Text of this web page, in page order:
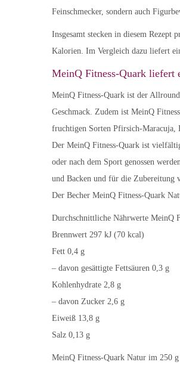
Feinschmecker, sondern auch
Insgesamt stecken in diesem
Kalorien. Im Vergleich dazu liefert
MeinQ Fitness-Quark liefert
MeinQ Fitness-Quark ist der
Geschmack. Zudem ist MeinQ
fruchtigen Sorten Pfirsich-Maracuja,
Der MeinQ Fitness-Quark ist
oder nach dem Sport genossen
und Backen und für die Zubereitung
Der Becher MeinQ Fitness-Quark
Durchschnittliche Nährwerte MeinQ
Brennwert 297 kJ (70 kcal)
Fett 0,4 g
– davon gesättigte Fettsäuren 0,3 g
Kohlenhydrate 2,8 g
– davon Zucker 2,6 g
Eiweiß 13,8 g
Salz 0,13 g
MeinQ Fitness-Quark Natur im 250